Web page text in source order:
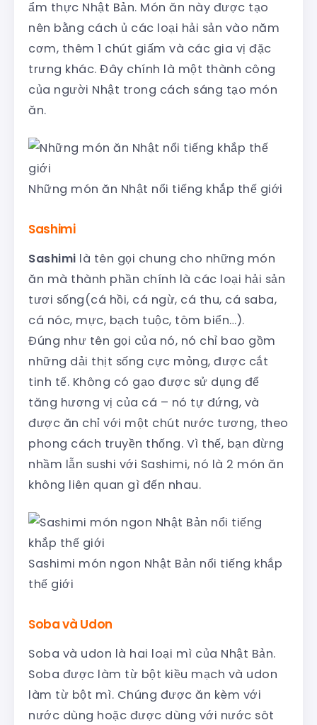
ẩm thực Nhật Bản. Món ăn này được tạo
nên bằng cách ủ các loại hải sản vào năm
cơm, thêm 1 chút giấm và các gia vị đặc
trưng khác. Đây chính là một thành công
của người Nhật trong cách sáng tạo món
ăn.
Những món ăn Nhật nổi tiếng khắp thế giới
Sashimi
Sashimi là tên gọi chung cho những món
ăn mà thành phần chính là các loại hải sản
tươi sống(cá hồi, cá ngừ, cá thu, cá saba,
cá nóc, mực, bạch tuộc, tôm biển…).
Đúng như tên gọi của nó, nó chỉ bao gồm
những dải thịt sống cực mỏng, được cắt
tinh tế. Không có gạo được sử dụng để
tăng hương vị của cá – nó tự đứng, và
được ăn chỉ với một chút nước tương, theo
phong cách truyền thống. Vì thế, bạn đừng
nhầm lẫn sushi với Sashimi, nó là 2 món ăn
không liên quan gì đến nhau.
Sashimi món ngon Nhật Bản nổi tiếng khắp
thế giới
Soba và Udon
Soba và udon là hai loại mì của Nhật Bản.
Soba được làm từ bột kiều mạch và udon
làm từ bột mì. Chúng được ăn kèm với
nước dùng hoặc được dùng với nước sôt